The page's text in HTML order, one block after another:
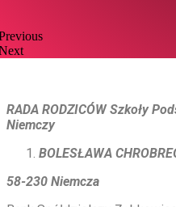
RADA RODZICÓW Szkoły
Niemczy
BOLESŁAWA
58-230 Niemcza